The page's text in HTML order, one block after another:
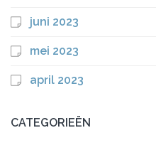
juni 2023
mei 2023
april 2023
CATEGORIEËN